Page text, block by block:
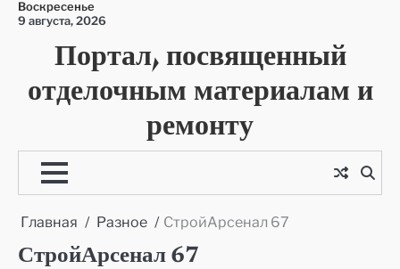
Перейти
содержимому
Воскресенье
9 августа, 2026
Портал, посвященный
отделочным материалам и
ремонту
Главная Разное СтройАрсенал 67
СтройАрсенал 67